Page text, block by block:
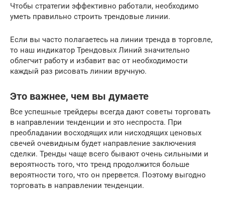
Чтобы стратегии эффективно работали, необходимо
уметь правильно строить трендовые линии.
Если вы часто полагаетесь на линии тренда в торговле,
то наш индикатор Трендовых Линий значительно
облегчит работу и избавит вас от необходимости
каждый раз рисовать линии вручную.
Это важнее, чем вы думаете
Все успешные трейдеры всегда дают советы торговать
в направлении тенденции и это неспроста. При
преобладании восходящих или нисходящих ценовых
свечей очевидным будет направление заключения
сделки. Тренды чаще всего бывают очень сильными и
вероятность того, что тренд продолжится больше
вероятности того, что он прервется. Поэтому выгодно
торговать в направлении тенденции.